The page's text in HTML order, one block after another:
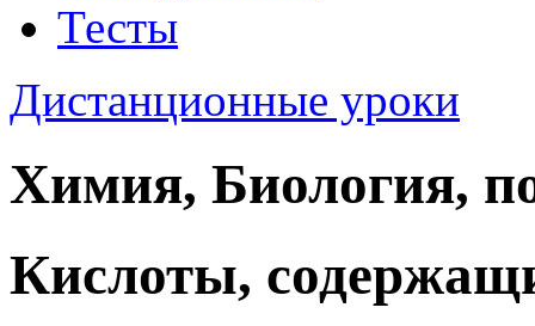
Тесты
Дистанционные уроки
Химия, Биология,
Кислоты,